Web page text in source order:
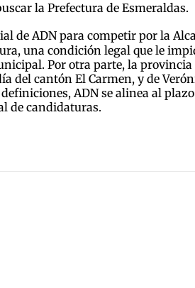
la Prefectura de Esmeraldas.
de ADN para competir por la
una condición legal que le
Por otra parte, la
del cantón El Carmen, y de
ADN se alinea al
de candidaturas.